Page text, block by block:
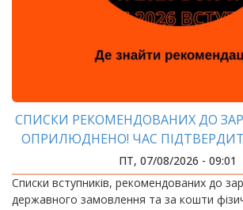
СПИСКИ РЕКОМЕНДОВАНИХ ДО
ОПРИЛЮДНЕНО! ЧАС
ПТ, 07/08/2026 - 09:01
Списки вступників, рекомендованих до
державного замовлення та за кошти